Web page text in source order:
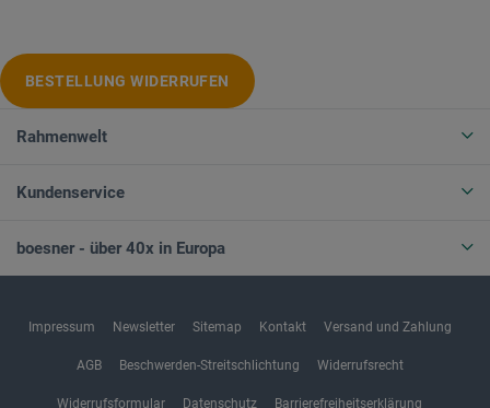
BESTELLUNG WIDERRUFEN
Rahmenwelt
Kundenservice
boesner - über 40x in Europa
Impressum Newsletter Sitemap Kontakt Versand und Zahlung
AGB Beschwerden-Streitschlichtung Widerrufsrecht
Widerrufsformular Datenschutz Barrierefreiheitserklärung